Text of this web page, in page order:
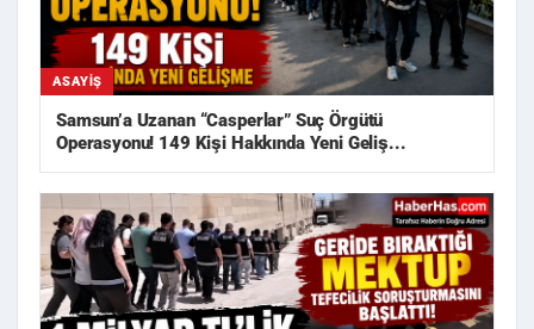
ASAYIŞ
Samsun’a Uzanan “Casperlar” Suç Örgütü
Operasyonu! 149 Kişi Hakkında Yeni Geliş...